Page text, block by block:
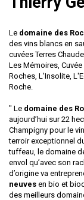
Le domaine des
des vins blancs en
cuvéesTerres
Les Mémoires
Roches , L'Insolite,
Roche
" Le domaine des
aujourd’hui sur 22
Champigny pour le
terroir exceptionnel
tuffeau, le domaine
envol qu’avec son
d’origine va
neuves en bio et
des meilleurs